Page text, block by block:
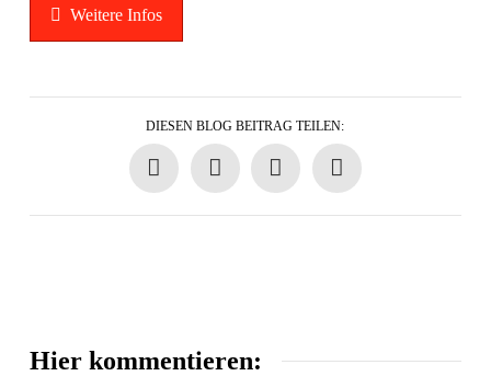
Weitere Infos
DIESEN BLOG BEITRAG TEILEN:
Hier kommentieren: